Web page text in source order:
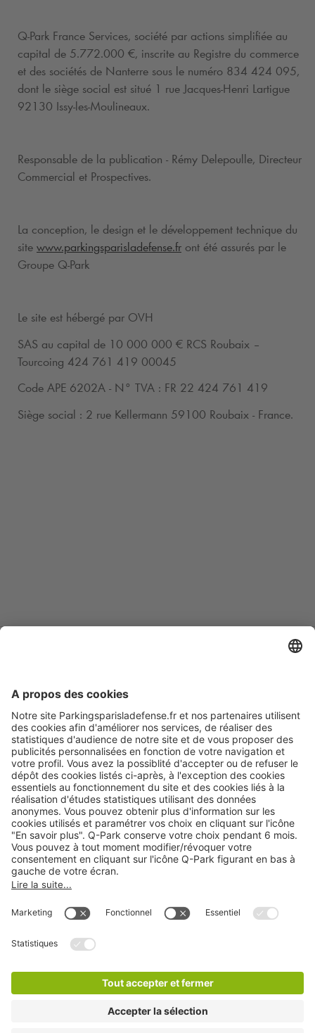
Q-Park France Services, société par actions simplifiée au
capital de 5.772.000 €, inscrite au Registre du commerce
et des sociétés de Nanterre sous le numéro 834 424 095,
dont le siège social est situé 1 rue Jacques-Henri Lartigue
92130 Issy-les-Moulineaux.
Responsable de la publication - Rémy Delepoulle, Directeur
Commercial et Prospectives.
La conception, le design et le développement technique du
site www.parkingsparisladefense.fr ont été assurés par le
Groupe Q-Park
Le site est hébergé par OVH
SAS au capital de 10 000 000 € RCS Roubaix –
Tourcoing 424 761 419 00045
Code APE 6202A - N° TVA : FR 22 424 761 419
Siège social : 2 rue Kellermann 59100 Roubaix - France.
A propos
Informations pratiques
Nos services
Nous contacter